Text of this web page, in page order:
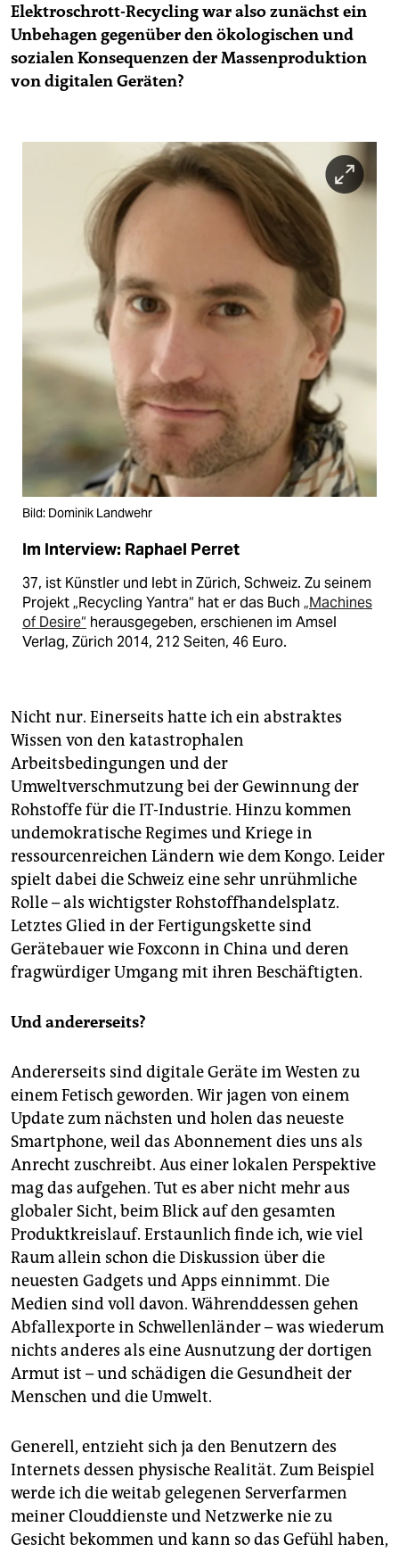
Elektroschrott-Recycling war also zunächst ein
Unbehagen gegenüber den ökologischen und
sozialen Konsequenzen der Massenproduktion
von digitalen Geräten?
Bild: Dominik Landwehr
Im Interview: Raphael Perret
37, ist Künstler und lebt in Zürich, Schweiz. Zu seinem
Projekt „Recycling Yantra“ hat er das Buch „Machines
of Desire“ herausgegeben, erschienen im Amsel
Verlag, Zürich 2014, 212 Seiten, 46 Euro.
Nicht nur. Einerseits hatte ich ein abstraktes
Wissen von den katastrophalen
Arbeitsbedingungen und der
Umweltverschmutzung bei der Gewinnung der
Rohstoffe für die IT-Industrie. Hinzu kommen
undemokratische Regimes und Kriege in
ressourcenreichen Ländern wie dem Kongo. Leider
spielt dabei die Schweiz eine sehr unrühmliche
Rolle – als wichtigster Rohstoffhandelsplatz.
Letztes Glied in der Fertigungskette sind
Gerätebauer wie Foxconn in China und deren
fragwürdiger Umgang mit ihren Beschäftigten.
Und andererseits?
Andererseits sind digitale Geräte im Westen zu
einem Fetisch geworden. Wir jagen von einem
Update zum nächsten und holen das neueste
Smartphone, weil das Abonnement dies uns als
Anrecht zuschreibt. Aus einer lokalen Perspektive
mag das aufgehen. Tut es aber nicht mehr aus
globaler Sicht, beim Blick auf den gesamten
Produktkreislauf. Erstaunlich finde ich, wie viel
Raum allein schon die Diskussion über die
neuesten Gadgets und Apps einnimmt. Die
Medien sind voll davon. Währenddessen gehen
Abfallexporte in Schwellenländer – was wiederum
nichts anderes als eine Ausnutzung der dortigen
Armut ist – und schädigen die Gesundheit der
Menschen und die Umwelt.
Generell, entzieht sich ja den Benutzern des
Internets dessen physische Realität. Zum Beispiel
werde ich die weitab gelegenen Serverfarmen
meiner Clouddienste und Netzwerke nie zu
Gesicht bekommen und kann so das Gefühl haben,